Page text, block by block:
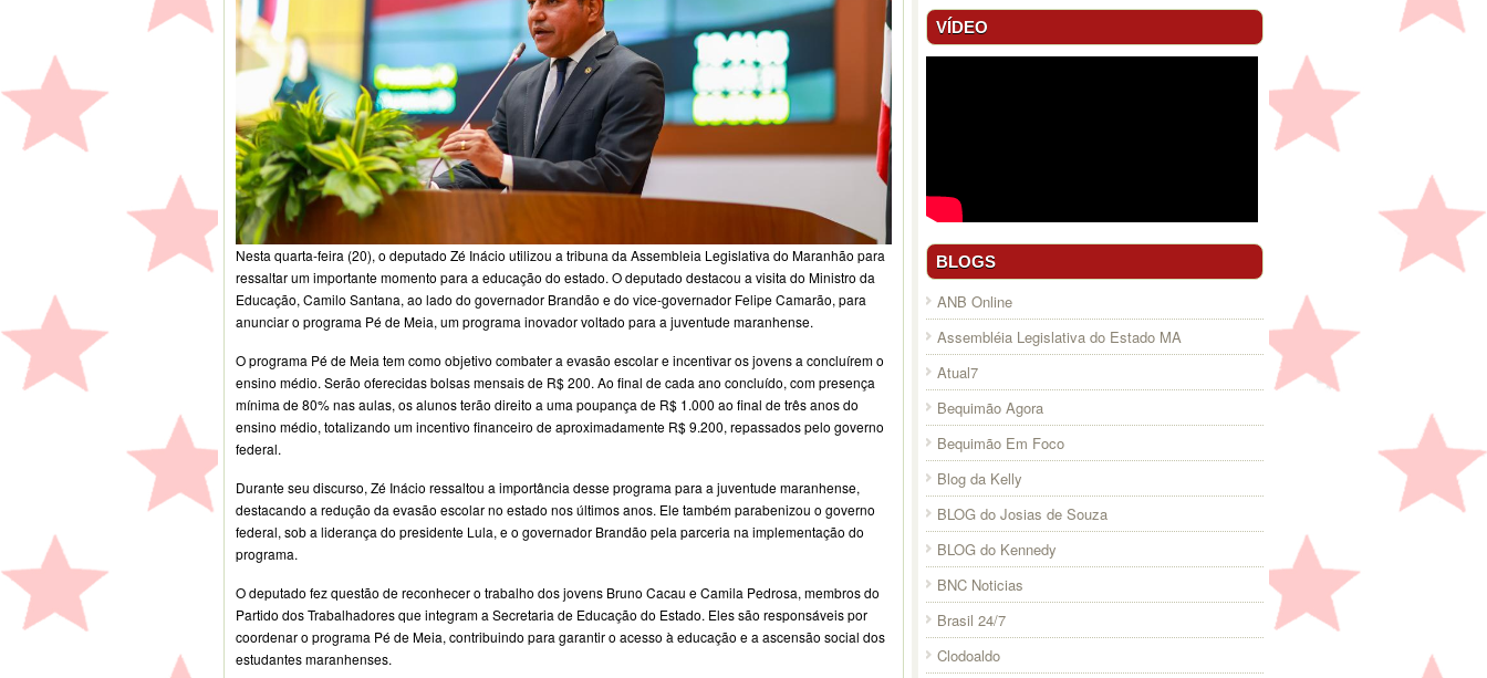
Nesta quarta-feira (20), o deputado Zé Inácio utilizou a tribuna da Assembleia Legislativa do Maranhão para
ressaltar um importante momento para a educação do estado. O deputado destacou a visita do Ministro da
Educação, Camilo Santana, ao lado do governador Brandão e do vice-governador Felipe Camarão, para
anunciar o programa Pé de Meia, um programa inovador voltado para a juventude maranhense.
O programa Pé de Meia tem como objetivo combater a evasão escolar e incentivar os jovens a concluírem o
ensino médio. Serão oferecidas bolsas mensais de R$ 200. Ao final de cada ano concluído, com presença
mínima de 80% nas aulas, os alunos terão direito a uma poupança de R$ 1.000 ao final de três anos do
ensino médio, totalizando um incentivo financeiro de aproximadamente R$ 9.200, repassados pelo governo
federal.
Durante seu discurso, Zé Inácio ressaltou a importância desse programa para a juventude maranhense,
destacando a redução da evasão escolar no estado nos últimos anos. Ele também parabenizou o governo
federal, sob a liderança do presidente Lula, e o governador Brandão pela parceria na implementação do
programa.
O deputado fez questão de reconhecer o trabalho dos jovens Bruno Cacau e Camila Pedrosa, membros do
Partido dos Trabalhadores que integram a Secretaria de Educação do Estado. Eles são responsáveis por
coordenar o programa Pé de Meia, contribuindo para garantir o acesso à educação e a ascensão social dos
estudantes maranhenses.
VÍDEO
BLOGS
ANB Online
Assembléia Legislativa do Estado MA
Atual7
Bequimão Agora
Bequimão Em Foco
Blog da Kelly
BLOG do Josias de Souza
BLOG do Kennedy
BNC Noticias
Brasil 24/7
Clodoaldo